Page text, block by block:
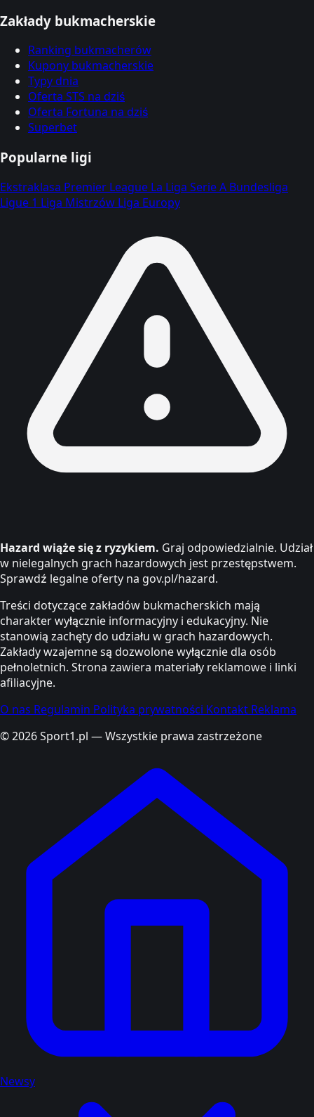
Zakłady bukmacherskie
Ranking bukmacherów
Kupony bukmacherskie
Typy dnia
Oferta STS na dziś
Oferta Fortuna na dziś
Superbet
Popularne ligi
Ekstraklasa Premier League La Liga Serie A Bundesliga
Ligue 1 Liga Mistrzów Liga Europy
Hazard wiąże się z ryzykiem. Graj odpowiedzialnie. Udział
w nielegalnych grach hazardowych jest przestępstwem.
Sprawdź legalne oferty na gov.pl/hazard.
Treści dotyczące zakładów bukmacherskich mają
charakter wyłącznie informacyjny i edukacyjny. Nie
stanowią zachęty do udziału w grach hazardowych.
Zakłady wzajemne są dozwolone wyłącznie dla osób
pełnoletnich. Strona zawiera materiały reklamowe i linki
afiliacyjne.
O nas Regulamin Polityka prywatności Kontakt Reklama
© 2026 Sport1.pl — Wszystkie prawa zastrzeżone
Newsy